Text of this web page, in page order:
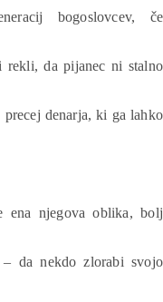
bogoslovcev, če
da pijanec ni stalno
denarja, ki ga lahko
ena njegova oblika, bolj
da nekdo zlorabi svojo